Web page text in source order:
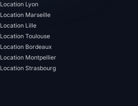
Location Lyon
Location Marseille
Location Lille
Location Toulouse
Location Bordeaux
Location Montpellier
Location Strasbourg